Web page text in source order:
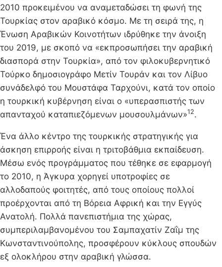
2010 προκειμένου να αναμεταδώσει τη φωνή της
Τουρκίας στον αραβικό κόσμο. Με τη σειρά της, η
Ένωση Αραβικών Κοινοτήτων ιδρύθηκε την άνοιξη
του 2019, με σκοπό να «εκπροσωπήσει την αραβική
διασπορά στην Τουρκία», από τον φιλοκυβερνητικό
Τούρκο δημοσιογράφο Μετίν Τουράν και τον Λίβυο
συνάδελφό του Μουστάφα Ταρχούνι, κατά τον οποίο
η τουρκική κυβέρνηση είναι ο «υπερασπιστής των
απανταχού καταπιεζόμενων μουσουλμάνων»12.
Ένα άλλο κέντρο της τουρκικής στρατηγικής για
άσκηση επιρροής είναι η τριτοβάθμια εκπαίδευση.
Μέσω ενός προγράμματος που τέθηκε σε εφαρμογή
το 2010, η Άγκυρα χορηγεί υποτροφίες σε
αλλοδαπούς φοιτητές, από τους οποίους πολλοί
προέρχονται από τη Βόρεια Αφρική και την Εγγύς
Ανατολή. Πολλά πανεπιστήμια της χώρας,
συμπεριλαμβανομένου του Σαμπαχατίν Ζαΐμ της
Κωνσταντινούπολης, προσφέρουν κύκλους σπουδών
εξ ολοκλήρου στην αραβική γλώσσα.